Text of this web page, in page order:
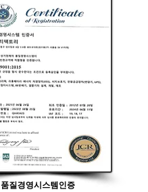
품질경영시스템인증